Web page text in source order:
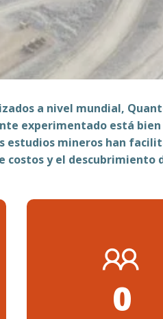
a nivel mundial,
experimentado está
mineros han
y el descubrimiento
0